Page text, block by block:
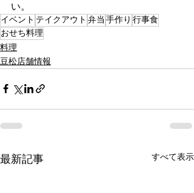
い。
イベント テイクアウト 弁当 手作り 行事食
おせち料理
料理
豆松店舗情報
最新記事 すべて表示